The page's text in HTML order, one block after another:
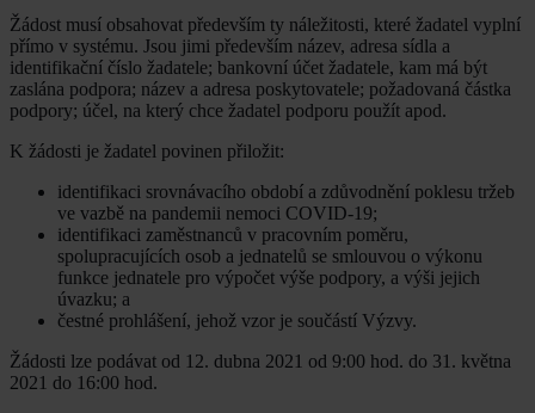
Žádost musí obsahovat především ty náležitosti, které žadatel vyplní
přímo v systému. Jsou jimi především název, adresa sídla a
identifikační číslo žadatele; bankovní účet žadatele, kam má být
zaslána podpora; název a adresa poskytovatele; požadovaná částka
podpory; účel, na který chce žadatel podporu použít apod.
K žádosti je žadatel povinen přiložit:
identifikaci srovnávacího období a zdůvodnění poklesu tržeb
ve vazbě na pandemii nemoci COVID-19;
identifikaci zaměstnanců v pracovním poměru,
spolupracujících osob a jednatelů se smlouvou o výkonu
funkce jednatele pro výpočet výše podpory, a výši jejich
úvazku; a
čestné prohlášení, jehož vzor je součástí Výzvy.
Žádosti lze podávat od 12. dubna 2021 od 9:00 hod. do 31. května
2021 do 16:00 hod.